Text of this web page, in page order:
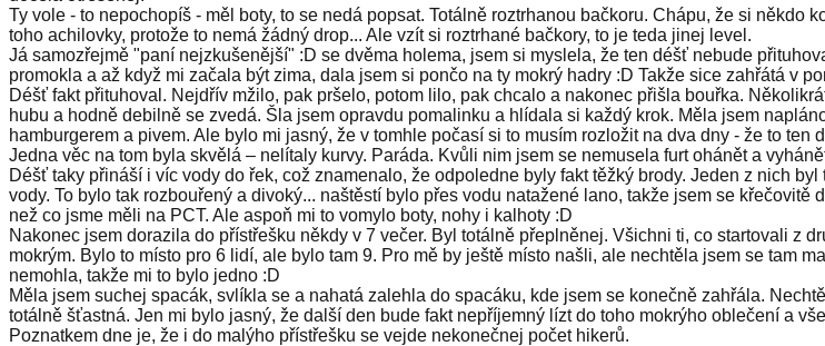
Ty vole - to nepochopíš - měl boty, to se nedá popsat. Totálně roztrhanou bačkoru. Chápu, že si
toho achilovky, protože to nemá žádný drop... Ale vzít si roztrhané bačkory, to je teda jinej level.
Já samozřejmě "paní nejzkušenější" :D se dvěma holema, jsem si myslela, že ten déšť nebude
promokla a až když mi začala být zima, dala jsem si pončo na ty mokrý hadry :D Takže sice zahřátá v
Déšť fakt přituhoval. Nejdřív mžilo, pak pršelo, potom lilo, pak chcalo a nakonec přišla bouřka.
hubu a hodně debilně se zvedá. Šla jsem opravdu pomalinku a hlídala si každý krok. Měla jsem
hamburgerem a pivem. Ale bylo mi jasný, že v tomhle počasí si to musím rozložit na dva dny - že to ten
Jedna věc na tom byla skvělá – nelítaly kurvy. Paráda. Kvůli nim jsem se nemusela furt ohánět a
Déšť taky přináší i víc vody do řek, což znamenalo, že odpoledne byly fakt těžký brody. Jeden z nich
vody. To bylo tak rozbouřený a divoký... naštěstí bylo přes vodu natažené lano, takže jsem se
než co jsme měli na PCT. Ale aspoň mi to vomylo boty, nohy i kalhoty :D
Nakonec jsem dorazila do přístřešku někdy v 7 večer. Byl totálně přeplněnej. Všichni ti, co startovali z
mokrým. Bylo to místo pro 6 lidí, ale bylo tam 9. Pro mě by ještě místo našli, ale nechtěla jsem se tam
nemohla, takže mi to bylo jedno :D
Měla jsem suchej spacák, svlíkla se a nahatá zalehla do spacáku, kde jsem se konečně zahřála.
totálně šťastná. Jen mi bylo jasný, že další den bude fakt nepříjemný lízt do toho mokrýho oblečení a
Poznatkem dne je, že i do malýho přístřešku se vejde nekonečnej počet hikerů.